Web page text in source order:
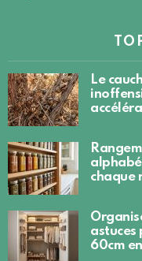
Le
chaque
astuces
60cm